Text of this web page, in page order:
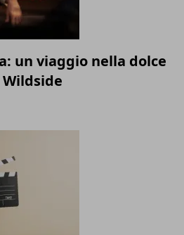
un viaggio nella dolce